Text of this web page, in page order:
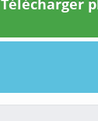
Télécharger